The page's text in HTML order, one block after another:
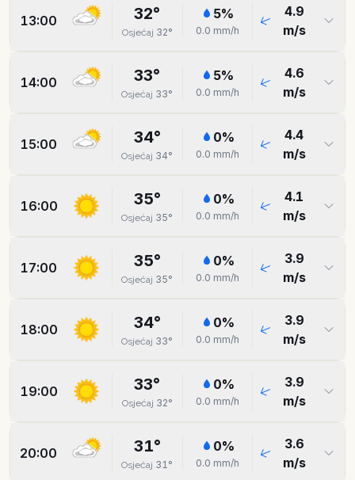
13:00 32°
Osjećaj 32°
5%
0.0 mm/h
4.9
m/s
14:00 33°
Osjećaj 33°
5%
0.0 mm/h
4.6
m/s
15:00 34°
Osjećaj 34°
0%
0.0 mm/h
4.4
m/s
16:00 35°
Osjećaj 35°
0%
0.0 mm/h
4.1
m/s
17:00 35°
Osjećaj 35°
0%
0.0 mm/h
3.9
m/s
18:00 34°
Osjećaj 33°
0%
0.0 mm/h
3.9
m/s
19:00 33°
Osjećaj 32°
0%
0.0 mm/h
3.9
m/s
20:00 31°
Osjećaj 31°
0%
0.0 mm/h
3.6
m/s